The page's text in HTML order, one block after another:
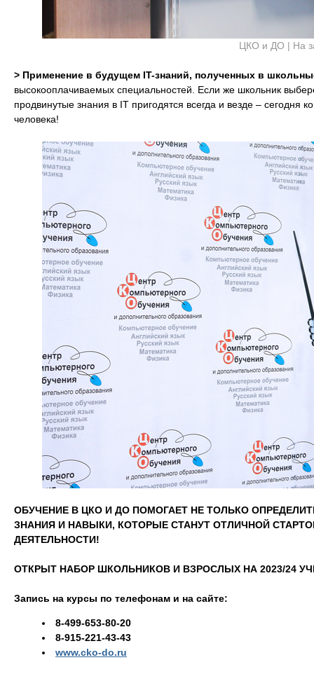
ЦКО и ДО | На
> Применение в будущем IT-знаний, полученных в
высокооплачиваемых специальностей. Если же школьник
продвинутые знания в IT пригодятся всегда и везде –
человека!
ОБУЧЕНИЕ В ЦКО И ДО ПОМОГАЕТ НЕ ТОЛЬКО
ЗНАНИЯ И НАВЫКИ, КОТОРЫЕ СТАНУТ ОТЛИЧНОЙ
ДЕЯТЕЛЬНОСТИ!
ОТКРЫТ НАБОР ШКОЛЬНИКОВ И ВЗРОСЛЫХ НА 2023/24
Запись на курсы по телефонам и на сайте:
8-499-653-80-20
8-915-221-43-43
www.cko-do.ru